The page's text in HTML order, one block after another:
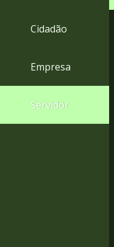
Cidadão
Empresa
Servidor